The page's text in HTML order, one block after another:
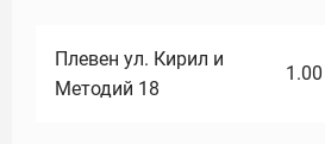
Плевен ул. Кирил и
Методий 18
1.00